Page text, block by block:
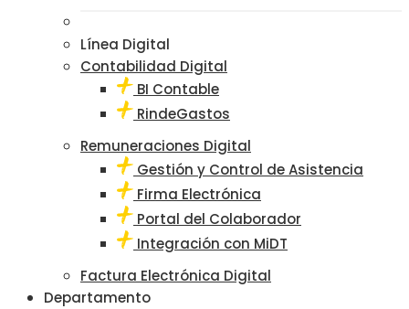
Línea Digital
Contabilidad Digital
BI Contable
RindeGastos
Remuneraciones Digital
Gestión y Control de Asistencia
Firma Electrónica
Portal del Colaborador
Integración con MiDT
Factura Electrónica Digital
Departamento